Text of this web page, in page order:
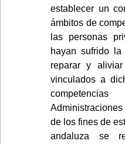
establecer un
ámbitos de
las personas
hayan sufrido
reparar y
vinculados a
de los fines de
andaluza se